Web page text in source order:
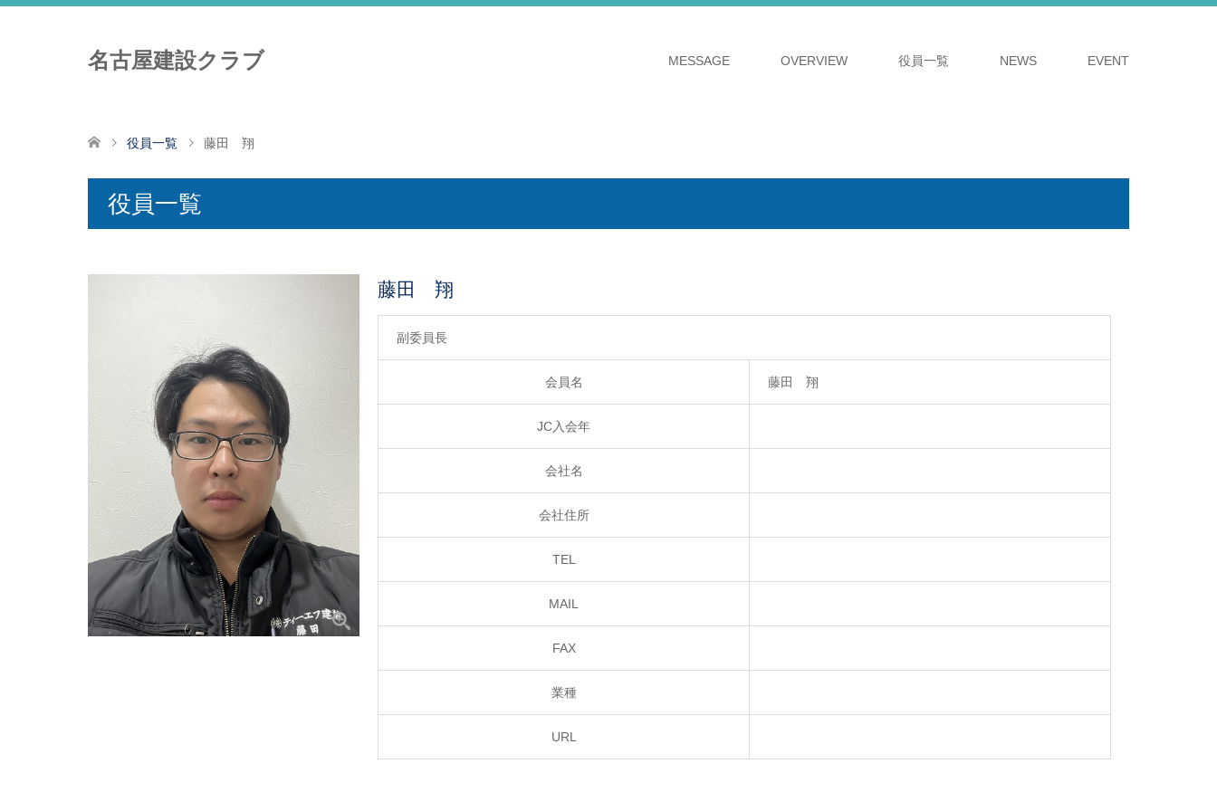
名古屋建設クラブ MESSAGE OVERVIEW 役員一覧 NEWS EVENT
役員一覧 藤田 翔
役員一覧
藤田 翔
副委員長
会員名 藤田 翔
JC入会年
会社名
会社住所
TEL
MAIL
FAX
業種
URL